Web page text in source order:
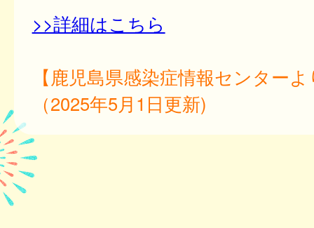
>>詳細はこちら
【鹿児島県感染症情報センター
（2025年5月1日更新)